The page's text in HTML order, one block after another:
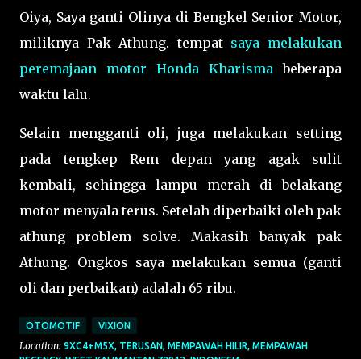
Oiya, Saya ganti Olinya di Bengkel Senior Motor,
miliknya Pak Athung. tempat saya melakukan
peremajaan motor Honda Kharisma beberapa
waktu lalu.
Selain mengganti oli, juga melakukan setting
pada tengkep Rem depan yang agak sulit
kembali, sehingga lampu merah di belakang
motor menyala terus. Setelah diperbaiki oleh pak
athung problem solve. Makasih banyak pak
Athung. Ongkos saya melakukan semua (ganti
oli dan perbaikan) adalah 65 ribu.
OTOMOTIF VIXION
Location: 9XC4+M5X, TERUSAN, MEMPAWAH HILIR, MEMPAWAH